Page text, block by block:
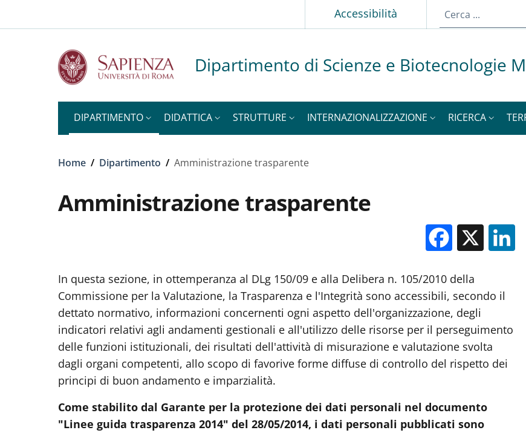
Accessibilità
Dipartimento di Scienze e Biotecnologie
DIPARTIMENTO DIDATTICA STRUTTURE INTERNAZIONALIZZAZIONE RICERCA
Briciole di pane
Home / Dipartimento / Amministrazione trasparente
Amministrazione trasparente
Facebook
X
In questa sezione, in ottemperanza al DLg 150/09 e alla Delibera n. 105/2010 della
Commissione per la Valutazione, la Trasparenza e l'Integrità sono accessibili, secondo il
dettato normativo, informazioni concernenti ogni aspetto dell'organizzazione, degli
indicatori relativi agli andamenti gestionali e all'utilizzo delle risorse per il perseguimento
delle funzioni istituzionali, dei risultati dell'attività di misurazione e valutazione svolta
dagli organi competenti, allo scopo di favorive forme diffuse di controllo del rispetto dei
principi di buon andamento e imparzialità.
Come stabilito dal Garante per la protezione dei dati personali nel documento
"Linee guida trasparenza 2014" del 28/05/2014, i dati personali pubblicati sono